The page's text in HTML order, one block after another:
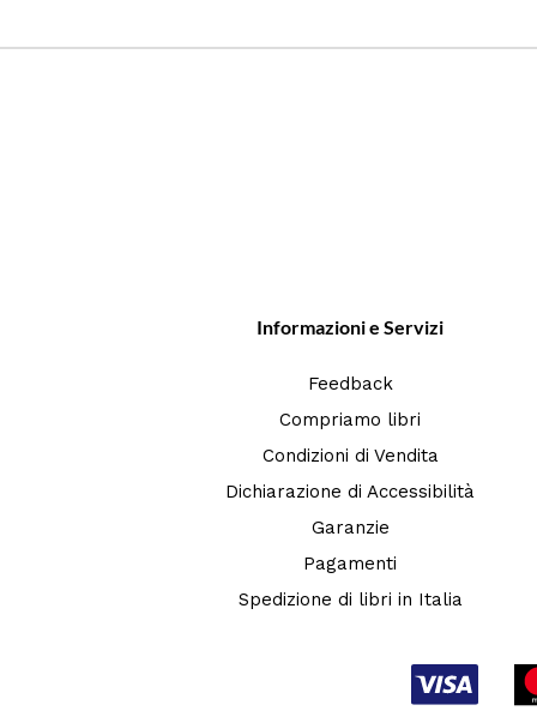
Informazioni e Servizi
Feedback
Compriamo libri
Condizioni di Vendita
Dichiarazione di Accessibilità
Garanzie
Pagamenti
Spedizione di libri in Italia